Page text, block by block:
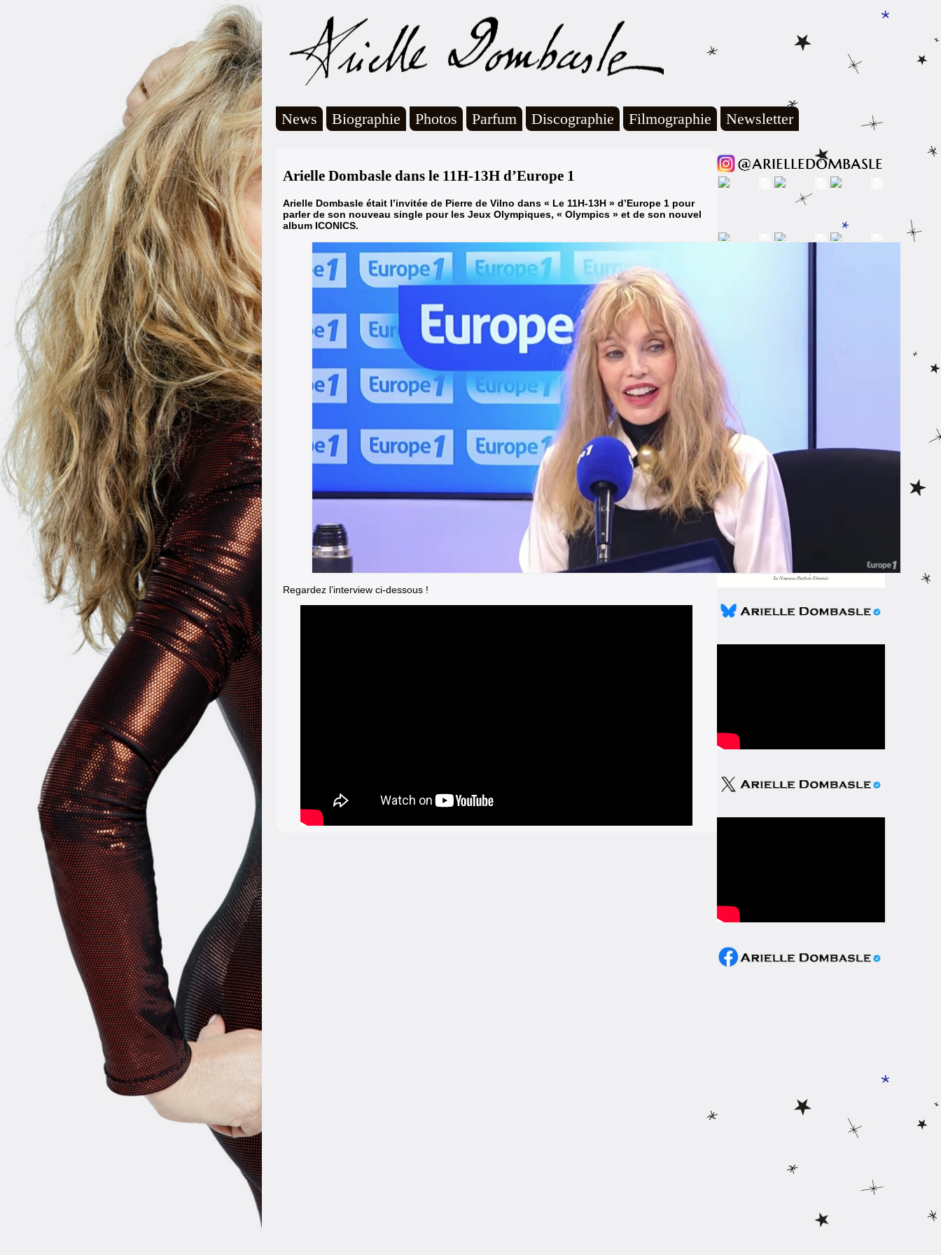
News Biographie Photos Parfum Discographie Filmographie Newsletter
Arielle Dombasle dans le 11H-13H d’Europe 1
Arielle Dombasle était l’invitée de Pierre de Vilno dans « Le 11H-13H » d’Europe 1 pour
parler de son nouveau single pour les Jeux Olympiques, « Olympics » et de son nouvel
album ICONICS.
Regardez l’interview ci-dessous !